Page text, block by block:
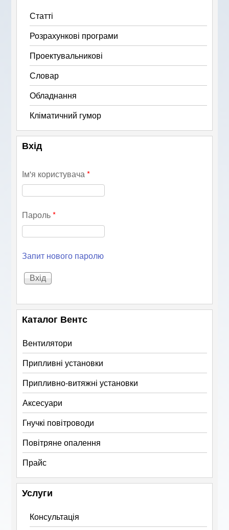
Статті
Розрахункові програми
Проектувальникові
Словар
Обладнання
Кліматичний гумор
Вхід
Ім'я користувача*
Пароль*
Запит нового паролю
Каталог Вентс
Вентилятори
Припливні установки
Припливно-витяжні установки
Аксесуари
Гнучкі повітроводи
Повітряне опалення
Прайс
Услуги
Консультація